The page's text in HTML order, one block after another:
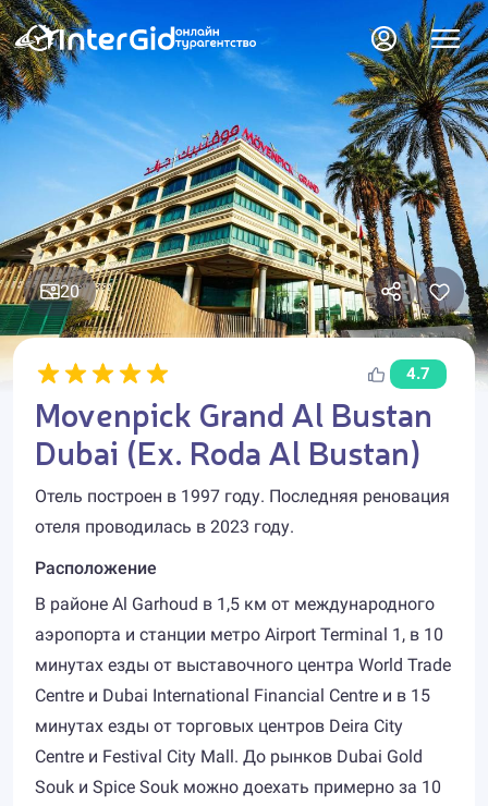
20
4.7
Movenpick Grand Al Bustan
Dubai (Ex. Roda Al Bustan)
Отель построен в 1997 году. Последняя реновация
отеля проводилась в 2023 году.
Расположение
В районе Al Garhoud в 1,5 км от международного
аэропорта и станции метро Airport Terminal 1, в 10
минутах езды от выставочного центра World Trade
Centre и Dubai International Financial Centre и в 15
минутах езды от торговых центров Deira City
Centre и Festival City Mall. До рынков Dubai Gold
Souk и Spice Souk можно доехать примерно за 10